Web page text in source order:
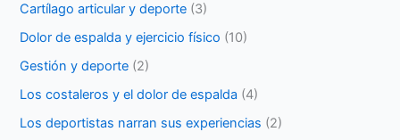
Cartílago articular y deporte (3)
Dolor de espalda y ejercicio físico (10)
Gestión y deporte (2)
Los costaleros y el dolor de espalda (4)
Los deportistas narran sus experiencias (2)